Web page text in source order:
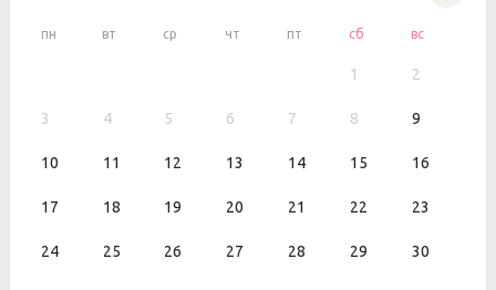
пн вт ср чт пт сб вс
1 2
3 4 5 6 7 8 9
10 11 12 13 14 15 16
17 18 19 20 21 22 23
24 25 26 27 28 29 30